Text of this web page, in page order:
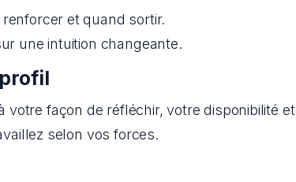
et quand sortir.
une intuition changeante.
façon de réfléchir, votre disponibilité
selon vos forces.